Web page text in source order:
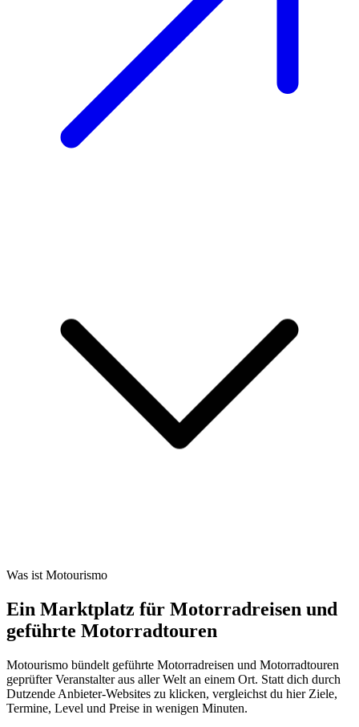
Was ist Motourismo
Ein Marktplatz für Motorradreisen und
geführte Motorradtouren
Motourismo bündelt geführte Motorradreisen und Motorradtouren
geprüfter Veranstalter aus aller Welt an einem Ort. Statt dich durch
Dutzende Anbieter-Websites zu klicken, vergleichst du hier Ziele,
Termine, Level und Preise in wenigen Minuten.